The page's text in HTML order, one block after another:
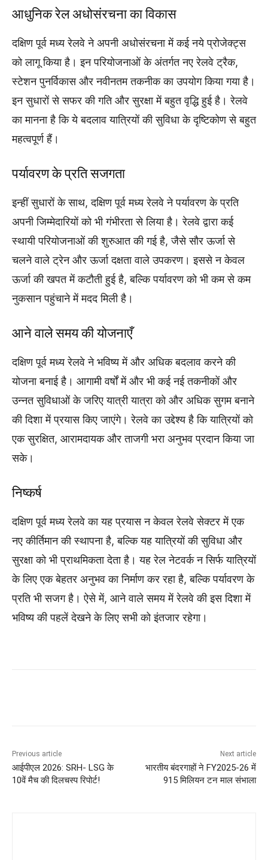
आधुनिक रेल अधोसंरचना का विकास
दक्षिण पूर्व मध्य रेलवे ने अपनी अधोसंरचना में कई नये प्रोजेक्ट्स
को लागू किया है। इन परियोजनाओं के अंतर्गत नए रेलवे ट्रैक,
स्टेशन पुनर्विकास और नवीनतम तकनीक का उपयोग किया गया है।
इन सुधारों से सफर की गति और सुरक्षा में बहुत वृद्धि हुई है। रेलवे
का मानना है कि ये बदलाव यात्रियों की सुविधा के दृष्टिकोण से बहुत
महत्वपूर्ण हैं।
पर्यावरण के प्रति सजगता
इन्हीं सुधारों के साथ, दक्षिण पूर्व मध्य रेलवे ने पर्यावरण के प्रति
अपनी जिम्मेदारियों को भी गंभीरता से लिया है। रेलवे द्वारा कई
स्थायी परियोजनाओं की शुरुआत की गई है, जैसे सौर ऊर्जा से
चलने वाले ट्रेन और ऊर्जा दक्षता वाले उपकरण। इससे न केवल
ऊर्जा की खपत में कटौती हुई है, बल्कि पर्यावरण को भी कम से कम
नुकसान पहुंचाने में मदद मिली है।
आने वाले समय की योजनाएँ
दक्षिण पूर्व मध्य रेलवे ने भविष्य में और अधिक बदलाव करने की
योजना बनाई है। आगामी वर्षों में और भी कई नई तकनीकों और
उन्नत सुविधाओं के जरिए यात्री यात्रा को और अधिक सुगम बनाने
की दिशा में प्रयास किए जाएंगे। रेलवे का उद्देश्य है कि यात्रियों को
एक सुरक्षित, आरामदायक और ताजगी भरा अनुभव प्रदान किया जा
सके।
निष्कर्ष
दक्षिण पूर्व मध्य रेलवे का यह प्रयास न केवल रेलवे सेक्टर में एक
नए कीर्तिमान की स्थापना है, बल्कि यह यात्रियों की सुविधा और
सुरक्षा को भी प्राथमिकता देता है। यह रेल नेटवर्क न सिर्फ यात्रियों
के लिए एक बेहतर अनुभव का निर्माण कर रहा है, बल्कि पर्यावरण के
प्रति भी सजग है। ऐसे में, आने वाले समय में रेलवे की इस दिशा में
भविष्य की पहलें देखने के लिए सभी को इंतजार रहेगा।
Previous article
आईपीएल 2026: SRH- LSG के
10वें मैच की दिलचस्प रिपोर्ट!
Next article
भारतीय बंदरगाहों ने FY2025-26 में
915 मिलियन टन माल संभाला